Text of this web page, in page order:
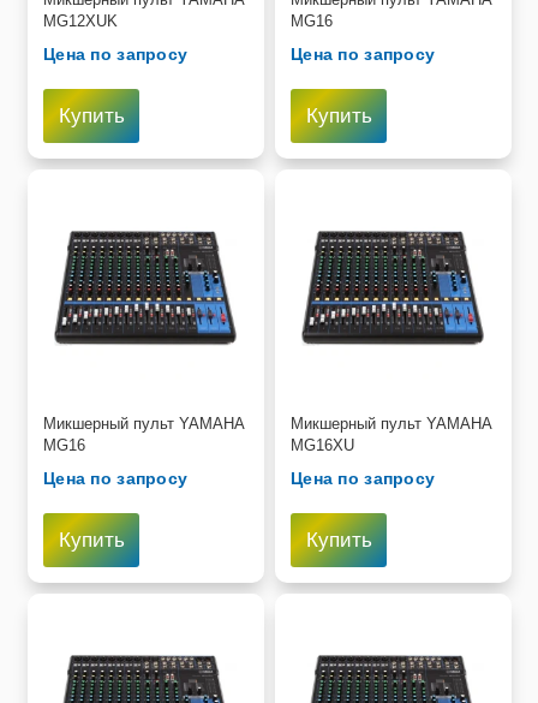
MG12XUK
Цена по запросу
Купить
MG16
Цена по запросу
Купить
Микшерный пульт YAMAHA
MG16
Цена по запросу
Купить
Микшерный пульт YAMAHA
MG16XU
Цена по запросу
Купить